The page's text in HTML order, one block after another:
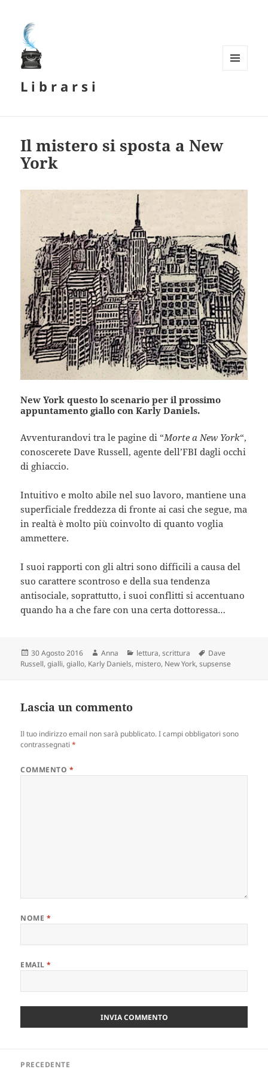
L i b r a r s i
Il mistero si sposta a New
York
New York questo lo scenario per il prossimo
appuntamento giallo con Karly Daniels.
Avventurandovi tra le pagine di “Morte a New York“,
conoscerete Dave Russell, agente dell’FBI dagli occhi
di ghiaccio.
Intuitivo e molto abile nel suo lavoro, mantiene una
superficiale freddezza di fronte ai casi che segue, ma
in realtà è molto più coinvolto di quanto voglia
ammettere.
I suoi rapporti con gli altri sono difficili a causa del
suo carattere scontroso e della sua tendenza
antisociale, soprattutto, i suoi conflitti si accentuano
quando ha a che fare con una certa dottoressa…
Scritto
il
30 Agosto 2016 Autore
Anna Categorie
lettura,scrittura Tag
Dave
Russell,gialli,giallo, Karly Daniels, mistero, New York,supsense
Lascia un commento
Il tuo indirizzo email non sarà pubblicato. I campi obbligatori sono
contrassegnati*
COMMENTO *
NOME *
EMAIL*
PRECEDENTE